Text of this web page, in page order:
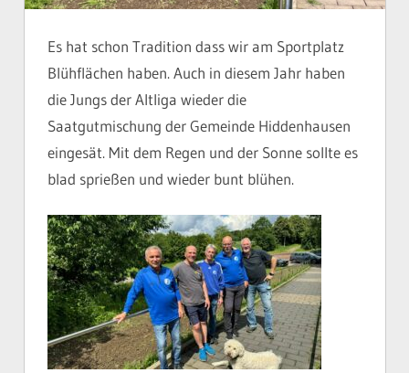
Es hat schon Tradition dass wir am Sportplatz
Blühflächen haben. Auch in diesem Jahr haben
die Jungs der Altliga wieder die
Saatgutmischung der Gemeinde Hiddenhausen
eingesät. Mit dem Regen und der Sonne sollte es
blad sprießen und wieder bunt blühen.